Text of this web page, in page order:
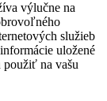
výlučne na
služieb
uložené
použiť na vašu